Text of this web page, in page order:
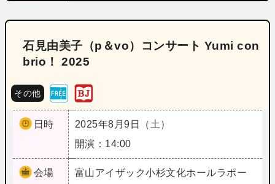
石見由美子（p＆vo）コンサート Yumi con
brio！ 2025
その他
日時
2025年8月9日（土）
開演：14:00
会場 富山アイザック小杉文化ホールラポー